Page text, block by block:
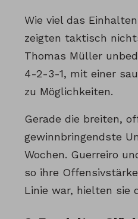
Wie viel das
zeigten taktisch
Thomas Müller
4-2-3-1, mit einer
zu Möglichkeiten.
Gerade die breiten,
gewinnbringendste
Wochen. Guerreiro
so ihre
Linie war, hielten sie